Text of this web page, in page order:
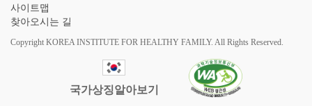
사이트맵
찾아오시는 길
Copyright KOREA INSTITUTE FOR HEALTHY FAMILY. All Rights Reserved.
국가상징알아보기